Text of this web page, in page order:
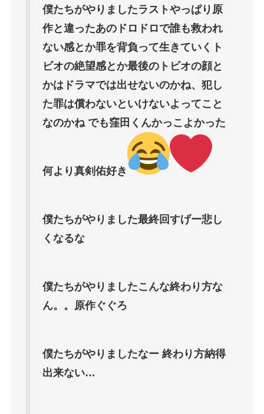
僕たちがやりましたラストやっぱり原
作と違ったあのドロドロで誰も救われ
ない感とか罪を背負って生きていくト
ビオの絶望感とか最後のトビオの顔と
かはドラマでは出せないのかね、犯し
た罪は償わないといけないよってこと
なのかね でも窪田くんかっこよかった
何より真剣佑好き
僕たちがやりました最終回すげー悲し
くなるな
僕たちがやりましたこんな終わり方な
ん。。原作ぐぐろ
僕たちがやりましたなー 終わり方納得
出来ない…